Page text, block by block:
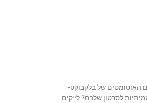
האוטומטים של בלקבוקס-
לסרטון שלכם? לייקים